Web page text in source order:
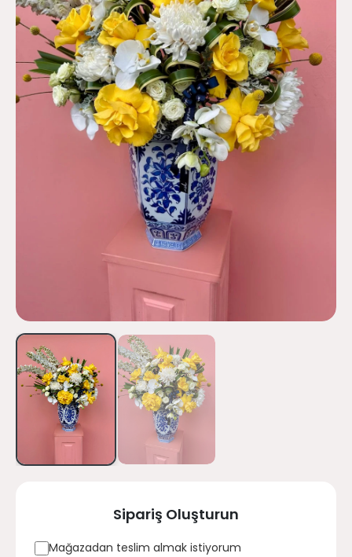
Sipariş Oluşturun
Mağazadan teslim almak istiyorum